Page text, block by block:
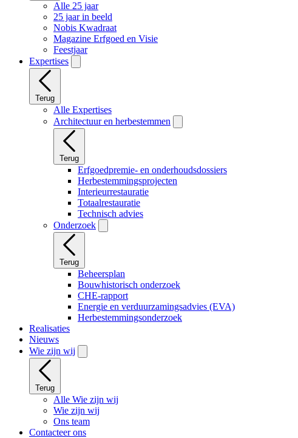
Alle 25 jaar
25 jaar in beeld
Nobis Kwadraat
Magazine Erfgoed en Visie
Feestjaar
Expertises
Terug
Alle Expertises
Architectuur en herbestemmen
Terug
Erfgoedpremie- en onderhoudsdossiers
Herbestemmingsprojecten
Interieurrestauratie
Totaalrestauratie
Technisch advies
Onderzoek
Terug
Beheersplan
Bouwhistorisch onderzoek
CHE-rapport
Energie en verduurzamingsadvies (EVA)
Herbestemmingsonderzoek
Realisaties
Nieuws
Wie zijn wij
Terug
Alle Wie zijn wij
Wie zijn wij
Ons team
Contacteer ons